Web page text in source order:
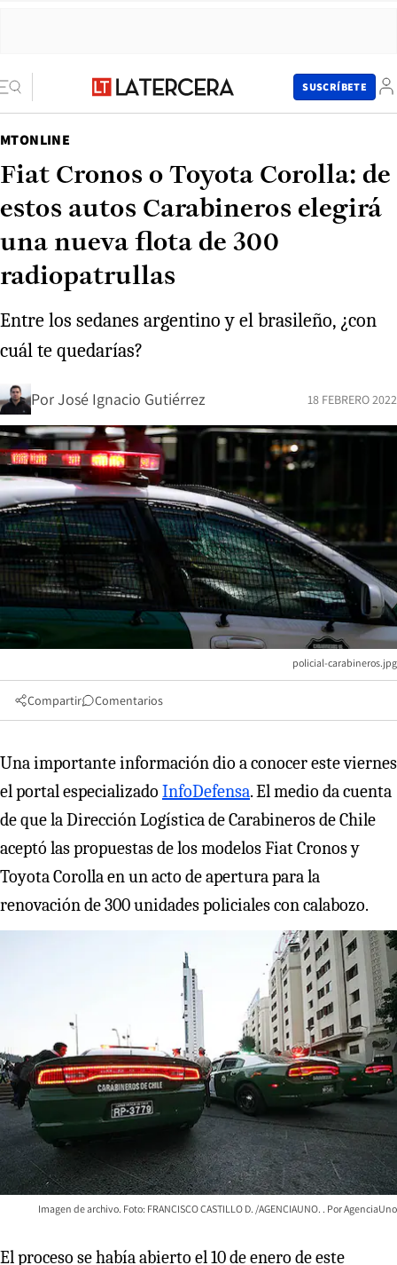
SUSCRÍBETE
MTONLINE
Fiat Cronos o Toyota Corolla: de
estos autos Carabineros elegirá
una nueva flota de 300
radiopatrullas
Entre los sedanes argentino y el brasileño, ¿con
cuál te quedarías?
PorJosé Ignacio Gutiérrez 18 FEBRERO 2022
policial-carabineros.jpg
Compartir Comentarios
Una importante información dio a conocer este viernes
el portal especializado InfoDefensa. El medio da cuenta
de que la Dirección Logística de Carabineros de Chile
aceptó las propuestas de los modelos Fiat Cronos y
Toyota Corolla en un acto de apertura para la
renovación de 300 unidades policiales con calabozo.
Imagen de archivo. Foto: FRANCISCO CASTILLO D. /AGENCIAUNO. AgenciaUno
El proceso se había abierto el 10 de enero de este